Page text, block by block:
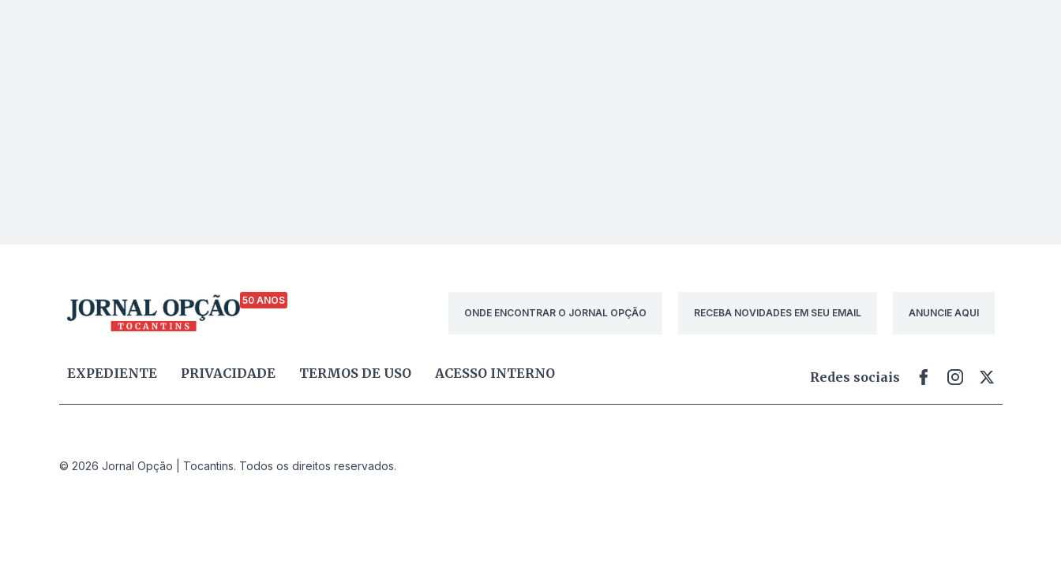
50 ANOS
ONDE ENCONTRAR O JORNAL OPÇÃO
RECEBA NOVIDADES EM SEU EMAIL ANUNCIE AQUI
EXPEDIENTE PRIVACIDADE TERMOS DE USO ACESSO INTERNO Redes sociais
© 2026 Jornal Opção | Tocantins. Todos os direitos reservados.